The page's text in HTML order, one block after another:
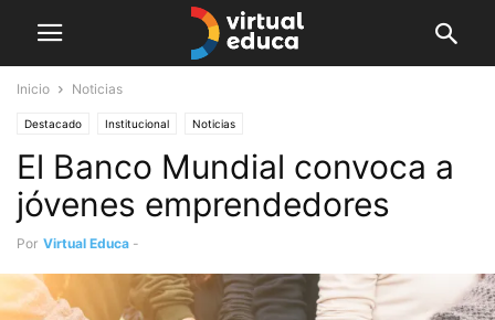
Inicio Noticias
Destacado Institucional Noticias
El Banco Mundial convoca a
jóvenes emprendedores
Por Virtual Educa -